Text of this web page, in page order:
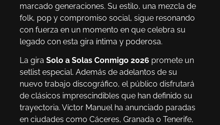
marcado generaciones. Su estilo, una mezcla de
folk, pop y compromiso social, sigue resonando
con fuerza en un momento en que celebra su
legado con esta gira íntima y poderosa.
La gira Solo a Solas Conmigo 2026 promete un
setlist especial. Además de adelantos de su
nuevo trabajo discográfico, el público disfrutará
de clásicos imprescindibles que han definido su
trayectoria. Víctor Manuel ha anunciado paradas
en ciudades como Cáceres, Granada o Tenerife,